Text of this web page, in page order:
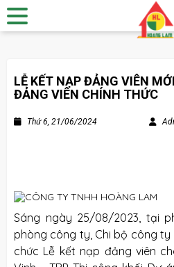
LỄ KẾT NẠP ĐẢNG VIÊN
ĐẢNG VIÊN CHÍNH THỨC
Thứ 6, 21/06/2024
Sáng ngày 25/08/2023, tại
phòng công ty, Chi bộ công ty
chức Lễ kết nạp đảng viên